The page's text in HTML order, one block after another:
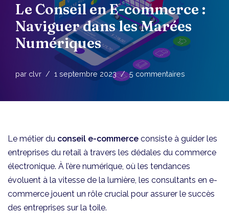
Le Conseil en E-commerce :
Naviguer dans les Marées
Numériques
par clvr 1 septembre 2023 5 commentaires
Le métier du conseil e-commerce consiste à guider les
entreprises du retail à travers les dédales du commerce
électronique. À l’ère numérique, où les tendances
évoluent à la vitesse de la lumière, les consultants en e-
commerce jouent un rôle crucial pour assurer le succès
des entreprises sur la toile.